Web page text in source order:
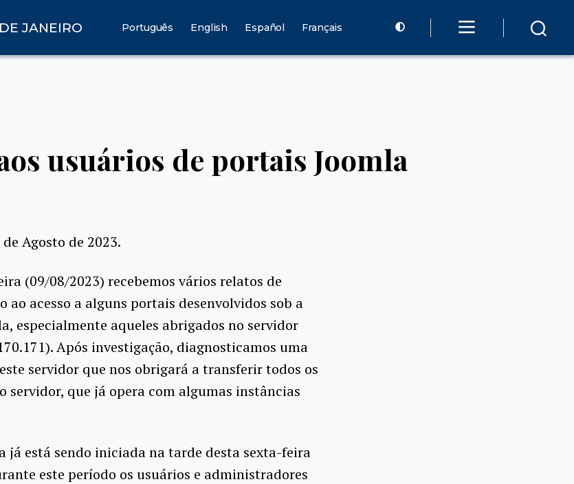
JANEIRO Português English Español Français
usuários de portais Joomla
Agosto de 2023.
(09/08/2023) recebemos vários relatos de
ao acesso a alguns portais desenvolvidos sob a
especialmente aqueles abrigados no servidor
Após investigação, diagnosticamos uma
servidor que nos obrigará a transferir todos os
servidor, que já opera com algumas instâncias
já está sendo iniciada na tarde desta sexta-feira
este período os usuários e administradores